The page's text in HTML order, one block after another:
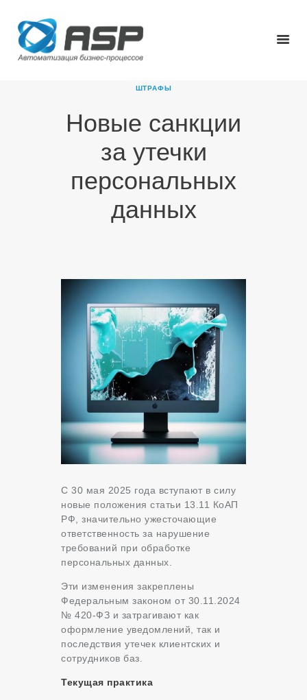
ШТРАФЫ
Новые санкции
за утечки
персональных
данных
ГЛАВНАЯ
О КОМПАНИИ
НОВОСТИ
КАРЬЕРА
С 30 мая 2025 года вступают в силу
новые положения статьи 13.11 КоАП
РФ, значительно ужесточающие
ответственность за нарушение
требований при обработке
персональных данных.
Эти изменения закреплены
Федеральным законом от 30.11.2024
№ 420-ФЗ и затрагивают как
оформление уведомлений, так и
последствия утечек клиентских и
сотрудников баз.
Текущая практика